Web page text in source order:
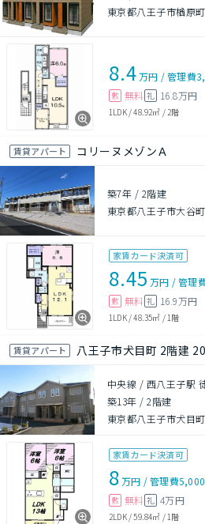
東京都八王子市楢原
8.4万円 /管理費
敷 無料 礼 16.8万円
1LDK/48.92㎡ / 2階
賃貸アパート コリーヌメゾンＡ
築7年 / 2階建
東京都八王子市大谷
家賃カード決済可
8.45 万円 /管理
敷 無料 礼 16.9万円
1LDK/48.35㎡ /1階
賃貸アパート 八王子市犬目町 2階建
中央線 / 西八王子駅
築13年 /2階建
東京都八王子市犬目
家賃カード決済可
8万円 /管理費
敷 無料 礼 4万円
2LDK/59.84㎡ /1階